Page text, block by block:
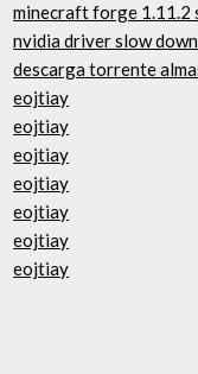
minecraft forge 1.11.2
nvidia driver slow
descarga torrente
eojtiay
eojtiay
eojtiay
eojtiay
eojtiay
eojtiay
eojtiay